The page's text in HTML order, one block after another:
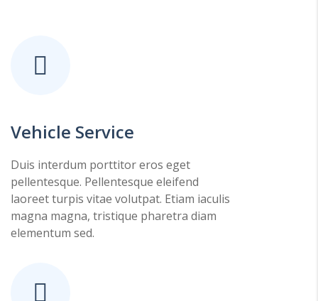
Vehicle Service
Duis interdum porttitor eros eget
pellentesque. Pellentesque eleifend
laoreet turpis vitae volutpat. Etiam iaculis
magna magna, tristique pharetra diam
elementum sed.